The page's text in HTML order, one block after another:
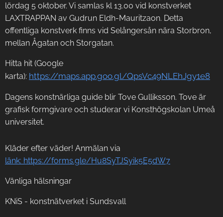
lördag 5 oktober. Vi samlas kl 13.00 vid konstverket
LAXTRAPPAN av Gudrun Eldh-Mauritzaon. Detta
offentliga konstverk finns vid Selångersån nära Storbron,
mellan Ågatan och Storgatan.
Hitta hit (Google
karta): https://maps.app.goo.gl/QpsVc49NLEhJgy1e8
Dagens konstnärliga guide blir Tove Gulliksson. Tove är
grafisk formgivare och studerar vi Konsthögskolan Umeå
universitet.
Kläder efter väder! Anmälan via
länk: https://forms.gle/Hu8SyTJSyik5E5dW7
Vänliga hälsningar
KNiS - konstnätverket i Sundsvall